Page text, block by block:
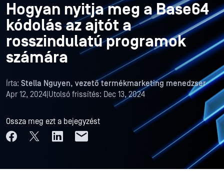
Hogyan nyitja meg a Base64
kódolás az ajtót a
rosszindulatú programok
számára
Írta: Stella Nguyen, vezető termékmarketing menedzser
Apr 12, 2024 Utolsó frissítés: Dec 13, 2024
Ossza meg ezt a bejegyzést